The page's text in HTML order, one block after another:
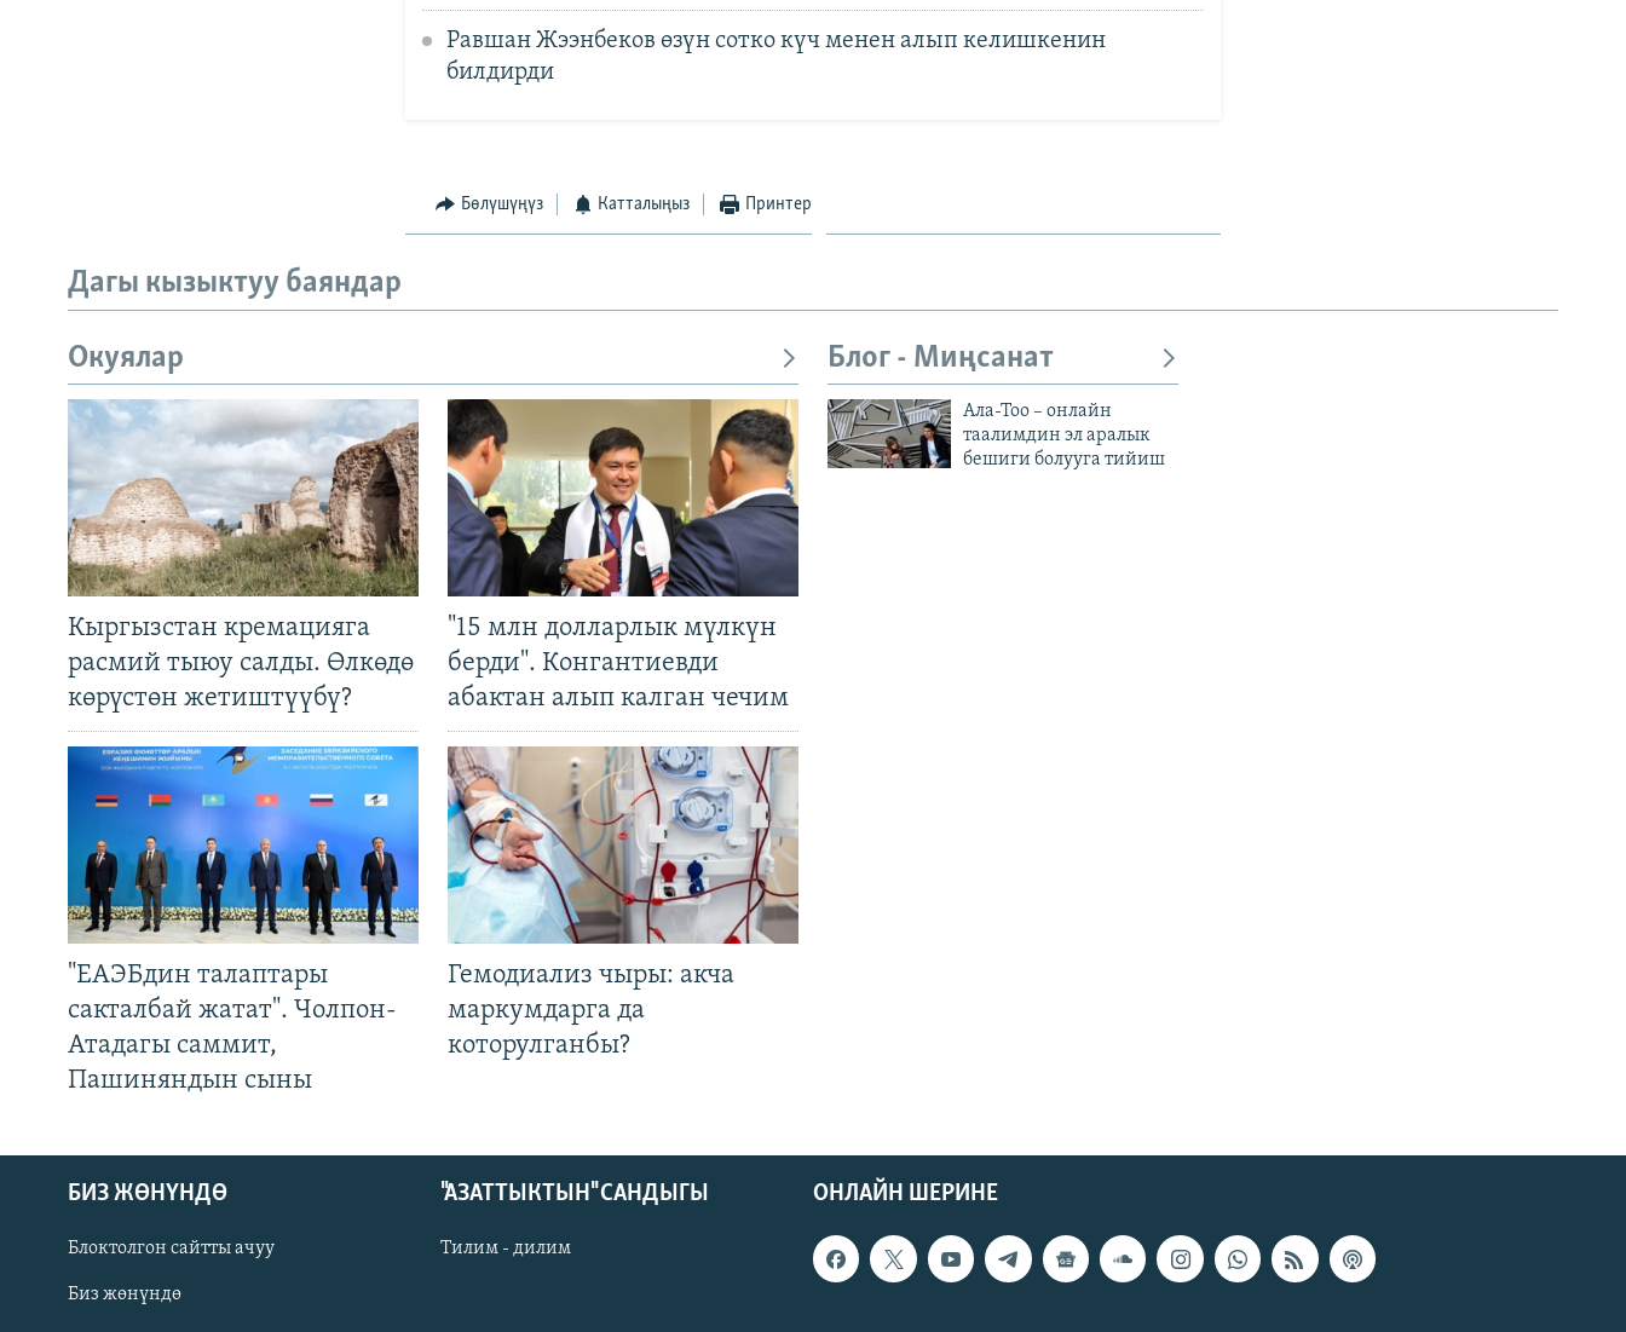
Равшан Жээнбеков өзүн сотко күч менен алып келишкенин
билдирди
Бөлүшүңүз Катталыңыз Принтер
Дагы кызыктуу баяндар
Окуялар
Кыргызстан кремацияга
расмий тыюу салды. Өлкөдө
көрүстөн жетиштүүбү?
"15 млн долларлык мүлкүн
берди". Конгантиевди
абактан алып калган чечим
"ЕАЭБдин талаптары
сакталбай жатат". Чолпон-
Атадагы саммит,
Пашиняндын сыны
Гемодиализ чыры: акча
маркумдарга да
которулганбы?
Блог - Миңсанат
Ала-Тоо – онлайн
таалимдин эл аралык
бешиги болууга тийиш
ОНЛАЙН ШЕРИНЕ
БИЗ ЖӨНҮНДӨ
Блоктолгон сайтты ачуу
Биз жөнүндө
"АЗАТТЫКТЫН" САНДЫГЫ
Тилим - дилим